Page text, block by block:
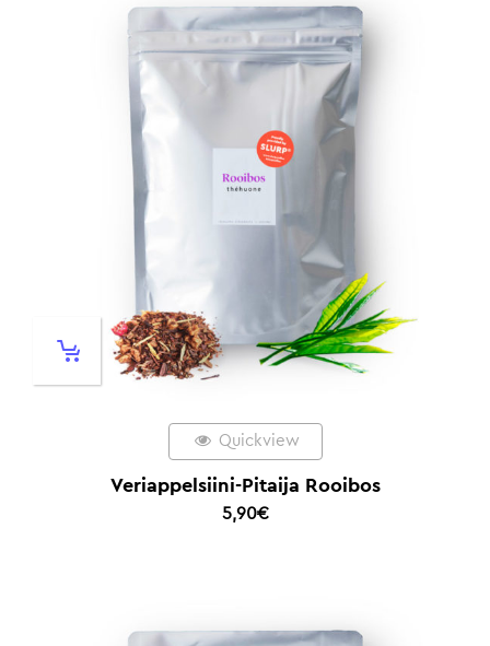
Quickview
Veriappelsiini-Pitaija Rooibos
5,90€